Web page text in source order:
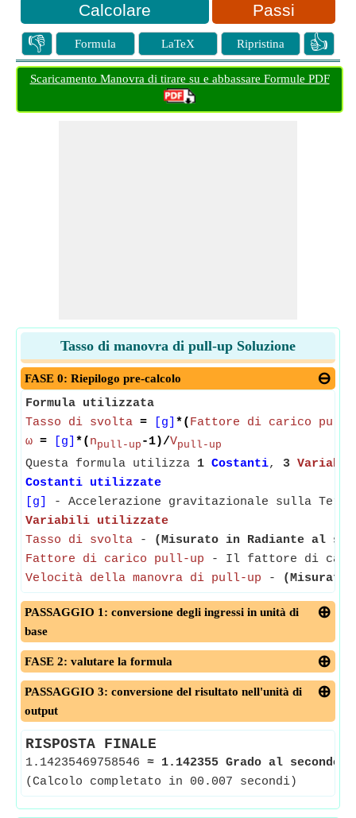
Passi
👎 Formula LaTeX Ripristina 👍
Scaricamento Manovra di tirare su e abbassare Formule PDF
Tasso di manovra di pull-up Soluzione
FASE 0: Riepilogo pre-calcolo
Formula utilizzata
Tasso di svolta = [g] *( Fattore di carico pull-
ω = [g] *( npull-up -1)/Vpull-up
Questa formula utilizza 1 Costanti, 3
Costanti utilizzate
[g]
- Accelerazione gravitazionale sulla Terra
Variabili utilizzate
Tasso di svolta -
(Misurato in Radiante al
Fattore di carico pull-up - Il fattore di
Velocità della manovra di pull-up - (Misurato
PASSAGGIO 1: conversione degli ingressi in unità di
base
FASE 2: valutare la formula
PASSAGGIO 3: conversione del risultato nell'unità di
output
RISPOSTA FINALE
1.14235469758546 ≈ 1.142355 Grado al secondo
(Calcolo completato in 00.007 secondi)